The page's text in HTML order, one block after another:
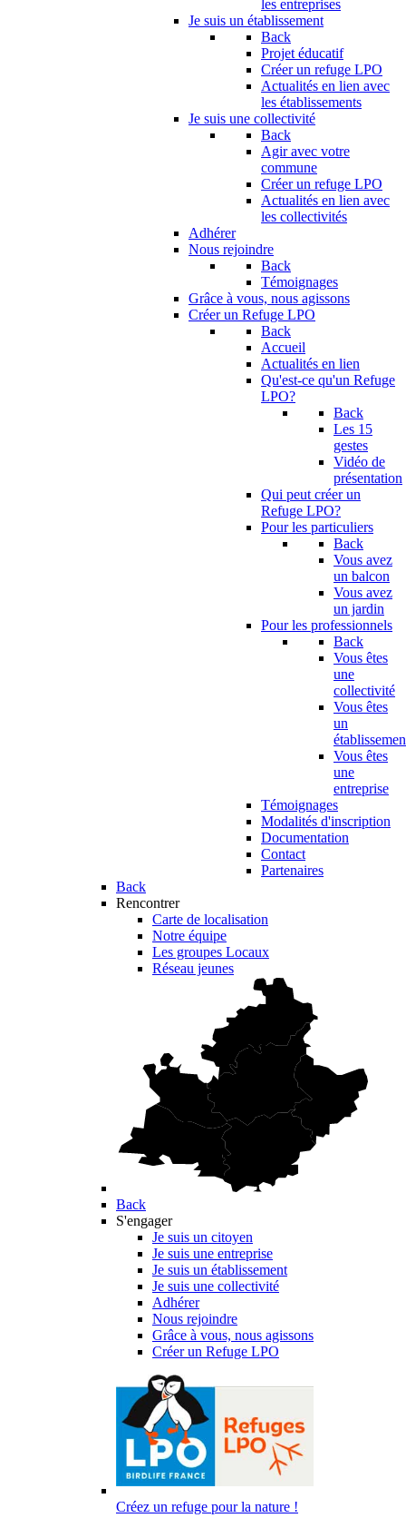
les entreprises
Je suis un établissement
Back
Projet éducatif
Créer un refuge LPO
Actualités en lien avec
les établissements
Je suis une collectivité
Back
Agir avec votre
commune
Créer un refuge LPO
Actualités en lien avec
les collectivités
Adhérer
Nous rejoindre
Back
Témoignages
Grâce à vous, nous agissons
Créer un Refuge LPO
Back
Accueil
Actualités en lien
Qu'est-ce qu'un Refuge
LPO?
Back
Les 15
gestes
Vidéo de
présentation
Qui peut créer un
Refuge LPO?
Pour les particuliers
Back
Vous avez
un balcon
Vous avez
un jardin
Pour les professionnels
Back
Vous êtes
une
collectivité
Vous êtes
un
Vous êtes
une
entreprise
Témoignages
Modalités d'inscription
Documentation
Contact
Partenaires
Back
Rencontrer
Carte de localisation
Notre équipe
Les groupes Locaux
Réseau jeunes
Back
S'engager
Je suis un citoyen
Je suis une entreprise
Je suis un établissement
Je suis une collectivité
Adhérer
Nous rejoindre
Grâce à vous, nous agissons
Créer un Refuge LPO
Créez un refuge pour la nature !